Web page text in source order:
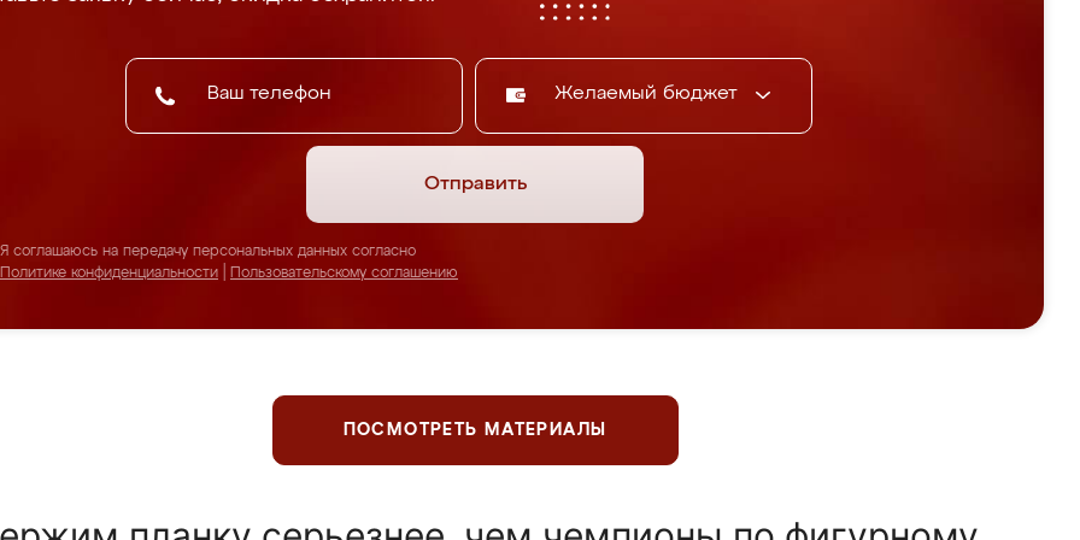
Желаемый бюджет
Отправить
Я соглашаюсь на передачу персональных данных согласно
Политике конфиденциальности
Пользовательскому соглашению
ПОСМОТРЕТЬ МАТЕРИАЛЫ